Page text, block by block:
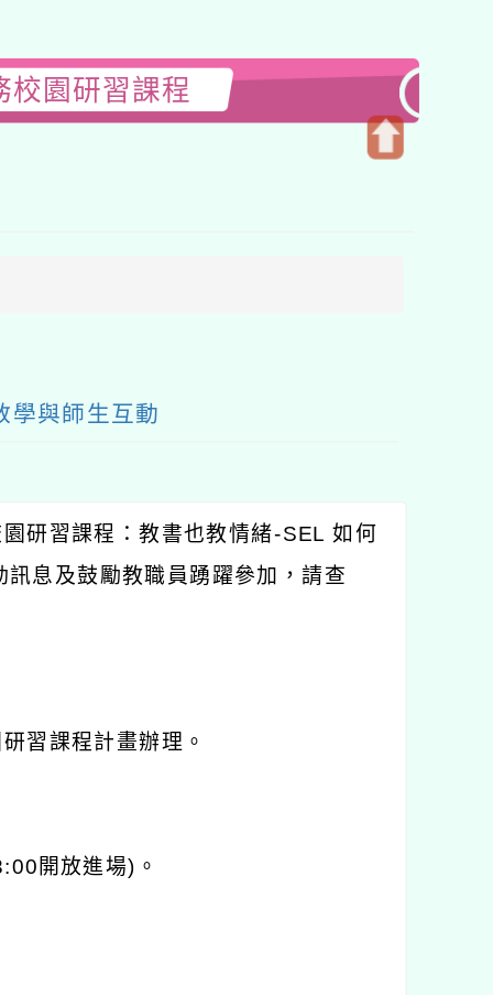
園研習課程
學與師生互動
研習課程：教書也教情緒-SEL如何
息及鼓勵教職員踴躍參加，請查
習課程計畫辦理。
開放進場) 。